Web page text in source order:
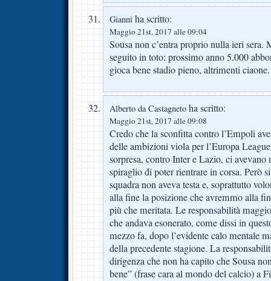
Gianni ha scritto:
Maggio 21st, 2017 alle 09:04
Sousa non c’entra proprio nulla ieri sera.
seguito in toto: prossimo anno 5.000
gioca bene stadio pieno, altrimenti ciaone.
Alberto da Castagneto ha scritto:
Maggio 21st, 2017 alle 09:08
Credo che la sconfitta contro l’Empoli
delle ambizioni viola per l’Europa
sorpresa, contro Inter e Lazio, ci
spiraglio di poter rientrare in corsa. Però
squadra non aveva testa e, soprattutto
alla fine la posizione che avremmo alla
più che meritata. Le responsabilità
che andava esonerato, come dissi in
mezzo fa, dopo l’evidente calo mentale
della precedente stagione. La
dirigenza che non ha capito che Sousa
bene” (frase cara al mondo del calcio) a